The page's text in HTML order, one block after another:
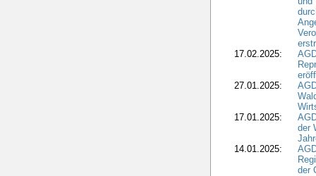
17.02.2025:
27.01.2025:
17.01.2025:
der
14.01.2025:
der